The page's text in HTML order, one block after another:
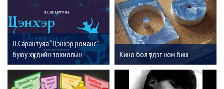
Л.Сарантуяа “Цэнхэр романс”
буюу хүүхдийн зохиолын
хөөрхийлөлтэй хувь заяа
Кино бол үздэг ном биш